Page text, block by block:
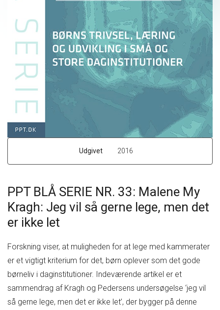
Udgivet 2016
PPT BLÅ SERIE NR. 33: Malene My
Kragh: Jeg vil så gerne lege, men det
er ikke let
Forskning viser, at muligheden for at lege med kammerater
er et vigtigt kriterium for det, børn oplever som det gode
børneliv i daginstitutioner. Indeværende artikel er et
sammendrag af Kragh og Pedersens undersøgelse ‘jeg vil
så gerne lege, men det er ikke let’, der bygger på denne